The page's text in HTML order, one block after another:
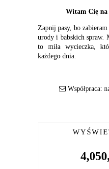
Witam Cię
Zapnij pasy, bo
urody i babskich spraw.
to miła wycieczka,
każdego dnia.
Współpraca: